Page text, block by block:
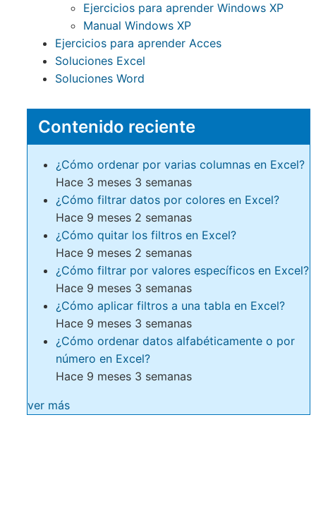
Ejercicios para aprender Windows XP
Manual Windows XP
Ejercicios para aprender Acces
Soluciones Excel
Soluciones Word
Contenido reciente
¿Cómo ordenar por varias columnas en Excel?
Hace 3 meses 3 semanas
¿Cómo filtrar datos por colores en Excel?
Hace 9 meses 2 semanas
¿Cómo quitar los filtros en Excel?
Hace 9 meses 2 semanas
¿Cómo filtrar por valores específicos en Excel?
Hace 9 meses 3 semanas
¿Cómo aplicar filtros a una tabla en Excel?
Hace 9 meses 3 semanas
¿Cómo ordenar datos alfabéticamente o por
número en Excel?
Hace 9 meses 3 semanas
ver más